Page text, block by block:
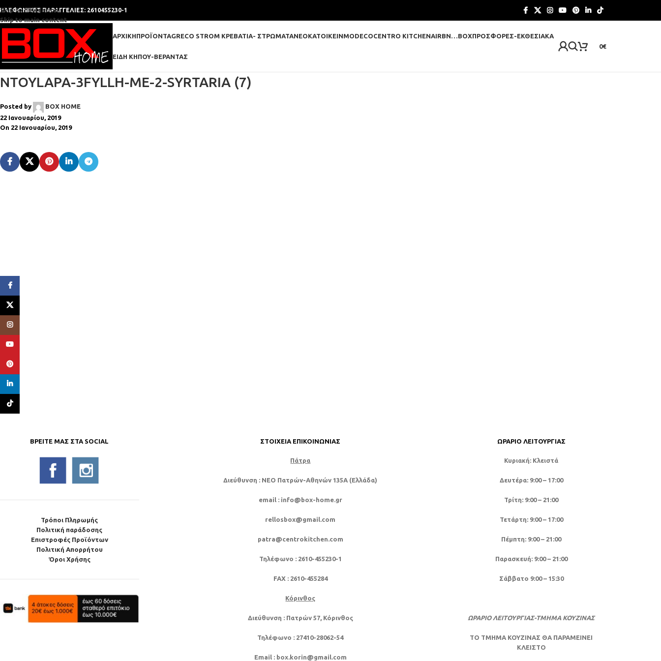
Skip to navigation
Skip to main content
ΠΑΡΑΓΓΕΛΙΕΣ: 2610455230-1
ΑΡΧΙΚΉΠΡΟΪΌΝΤΑGRECO STROM ΚΡΕΒΑΤΙΑ- ΣΤΡΩΜΑΤΑΝΕΟΚΑΤΟΙΚΕΙΝMODECOCENTRO KITCHENAIRBN…BOXΠΡΟΣΦΟΡΈΣ-ΕΚΘΕΣΙΑΚΆ
ΕΊΔΗ ΚΉΠΟΥ-ΒΕΡΆΝΤΑΣ
0€
NTOYLAPA-3FYLLH-ME-2-SYRTARIA (7)
Posted by
BOX HOME
22 Ιανουαρίου, 2019
On 22 Ιανουαρίου, 2019
ΒΡΕΊΤΕ ΜΑΣ ΣΤΑ SOCIAL
Τρόποι Πληρωμής
Πολιτική παράδοσης
Επιστροφές Προϊόντων
Πολιτική Απορρήτου
Όροι Χρήσης
ΣΤΟΙΧΕΊΑ ΕΠΙΚΟΙΝΩΝΊΑΣ
Πάτρα
Διεύθυνση : NEO Πατρών-Αθηνών 135Α (Ελλάδα)
email : info@box-home.gr
rellosbox@gmail.com
patra@centrokitchen.com
Τηλέφωνο : 2610-455230-1
FAX: 2610-455284
Κόρινθος
Διεύθυνση : Πατρών 57, Κόρινθος
Τηλέφωνο : 27410-28062-54
Email : box.korin@gmail.com
ΩΡΆΡΙΟ ΛΕΙΤΟΥΡΓΊΑΣ
Κυριακή: Κλειστά
Δευτέρα: 9:00 – 17:00
Τρίτη: 9:00 – 21:00
Τετάρτη: 9:00 – 17:00
Πέμπτη: 9:00 – 21:00
Παρασκευή: 9:00 – 21:00
Σάββατο 9:00 – 15:30
ΩΡΑΡΙΟ ΛΕΙΤΟΥΡΓΙΑΣ-ΤΜΗΜΑ ΚΟΥΖΙΝΑΣ
ΤΟ ΤΜΗΜΑ ΚΟΥΖΙΝΑΣ ΘΑ ΠΑΡΑΜΕΙΝΕΙ
ΚΛΕΙΣΤΟ